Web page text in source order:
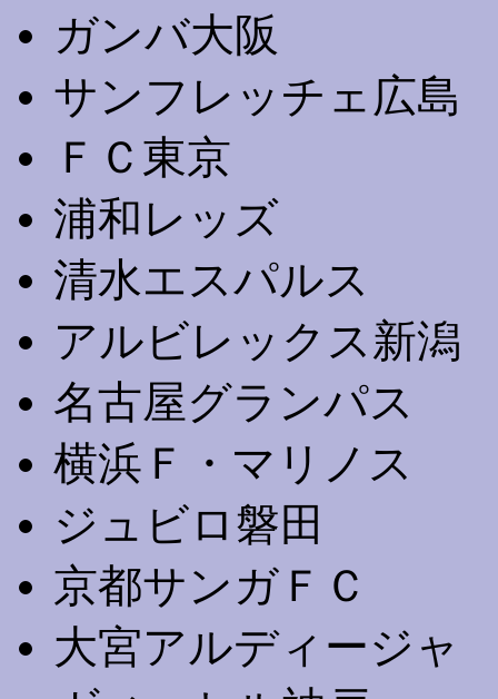
ガンバ大阪
サンフレッチェ広島
ＦＣ東京
浦和レッズ
清水エスパルス
アルビレックス新潟
名古屋グランパス
横浜Ｆ・マリノス
ジュビロ磐田
京都サンガＦＣ
大宮アルディージャ